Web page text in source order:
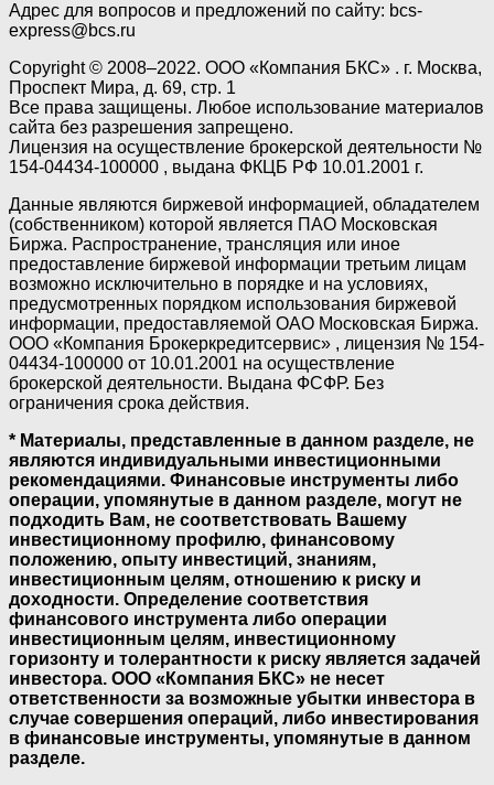
Адрес для вопросов и предложений по сайту: bcs-
express@bcs.ru
Copyright © 2008–2022. ООО «Компания БКС» . г. Москва,
Проспект Мира, д. 69, стр. 1
Все права защищены. Любое использование материалов
сайта без разрешения запрещено.
Лицензия на осуществление брокерской деятельности №
154-04434-100000 , выдана ФКЦБ РФ 10.01.2001 г.
Данные являются биржевой информацией, обладателем
(собственником) которой является ПАО Московская
Биржа. Распространение, трансляция или иное
предоставление биржевой информации третьим лицам
возможно исключительно в порядке и на условиях,
предусмотренных порядком использования биржевой
информации, предоставляемой ОАО Московская Биржа.
ООО «Компания Брокеркредитсервис» , лицензия № 154-
04434-100000 от 10.01.2001 на осуществление
брокерской деятельности. Выдана ФСФР. Без
ограничения срока действия.
* Материалы, представленные в данном разделе, не
являются индивидуальными инвестиционными
рекомендациями. Финансовые инструменты либо
операции, упомянутые в данном разделе, могут не
подходить Вам, не соответствовать Вашему
инвестиционному профилю, финансовому
положению, опыту инвестиций, знаниям,
инвестиционным целям, отношению к риску и
доходности. Определение соответствия
финансового инструмента либо операции
инвестиционным целям, инвестиционному
горизонту и толерантности к риску является задачей
инвестора. ООО «Компания БКС» не несет
ответственности за возможные убытки инвестора в
случае совершения операций, либо инвестирования
в финансовые инструменты, упомянутые в данном
разделе.